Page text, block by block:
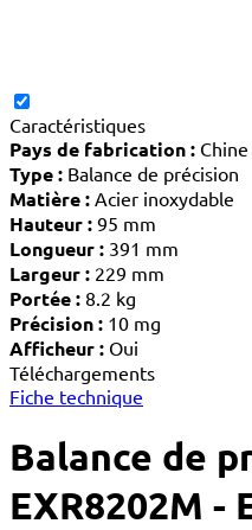
Caractéristiques
Pays de fabrication : Chine
Type : Balance de précision
Matière : Acier inoxydable
Hauteur : 95 mm
Longueur : 391 mm
Largeur : 229 mm
Portée : 8.2 kg
Précision : 10 mg
Afficheur : Oui
Téléchargements
Fiche technique
Balance de
EXR8202M